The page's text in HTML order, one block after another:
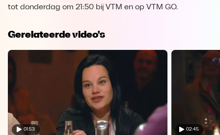
tot donderdag om 21:50 bij VTM en op VTM GO.
Gerelateerde video's
01:53 02:45